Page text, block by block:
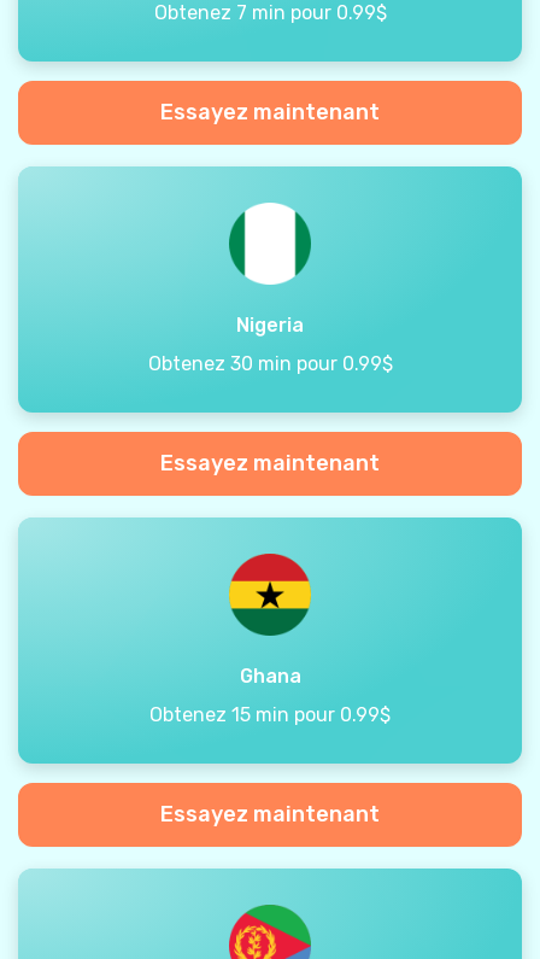
Obtenez 7 min pour 0.99$
Essayez maintenant
Nigeria
Obtenez 30 min pour 0.99$
Essayez maintenant
Ghana
Obtenez 15 min pour 0.99$
Essayez maintenant